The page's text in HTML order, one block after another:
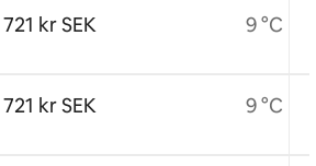
721 kr SEK
721 kr SEK
9 °C
9 °C